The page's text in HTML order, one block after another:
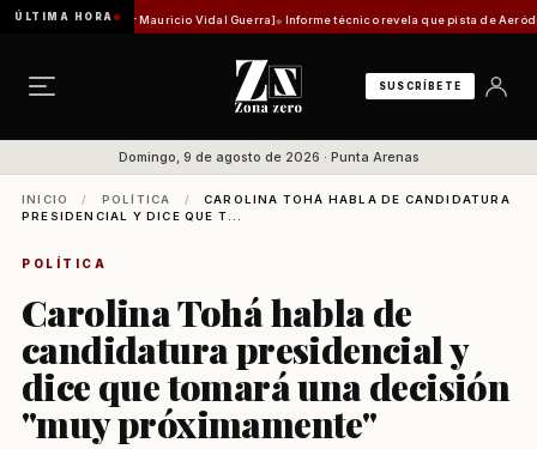
ÚLTIMA HORA
[Por Mauricio Vidal Guerra] Informe técnico revela que pista de Aeródromo
SUSCRÍBETE
Domingo, 9 de agosto de 2026 · Punta Arenas
INICIO / POLÍTICA /
CAROLINA TOHÁ HABLA DE CANDIDATURA
PRESIDENCIAL Y DICE QUE T...
POLÍTICA
Carolina Tohá habla de
candidatura presidencial y
dice que tomará una decisión
"muy próximamente"